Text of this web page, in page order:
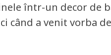
într-un decor de
când a venit vorba